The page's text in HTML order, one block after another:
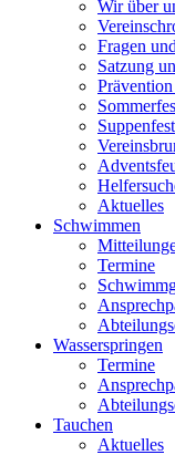
Wir über
Fragen
Satzung
Suppenfest
Aktuelles
Schwimmen
Termine
Wasserspringen
Termine
Tauchen
Aktuelles